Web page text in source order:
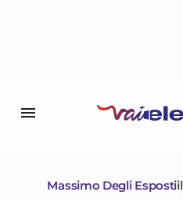
Massimo Degli Espostiil